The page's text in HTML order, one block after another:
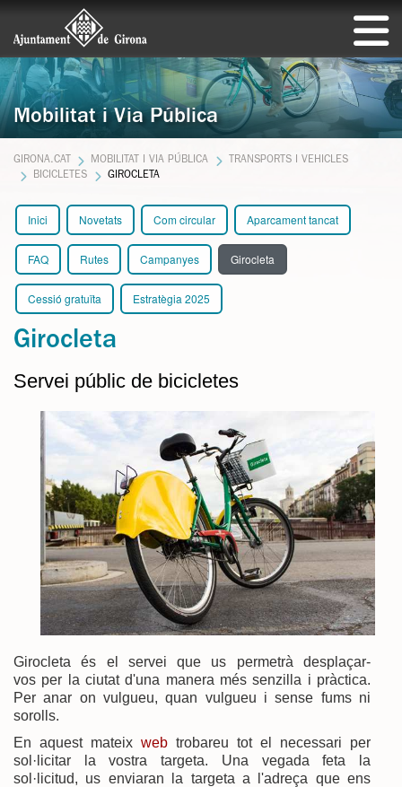
Mobilitat i Via Pública
GIRONA.CAT MOBILITAT I VIA PÚBLICA
TRANSPORTS I VEHICLES
BICICLETES
GIROCLETA
Inici Novetats Com circular Aparcament tancat
FAQ Rutes Campanyes Girocleta
Cessió gratuïta Estratègia 2025
Girocleta
Servei públic de bicicletes
Girocleta és el servei que us permetrà desplaçar-
vos per la ciutat d'una manera més senzilla i pràctica.
Per anar on vulgueu, quan vulgueu i sense fums ni
sorolls.
En aquest mateix web trobareu tot el necessari per
sol·licitar la vostra targeta. Una vegada feta la
sol·licitud, us enviaran la targeta a l'adreça que ens